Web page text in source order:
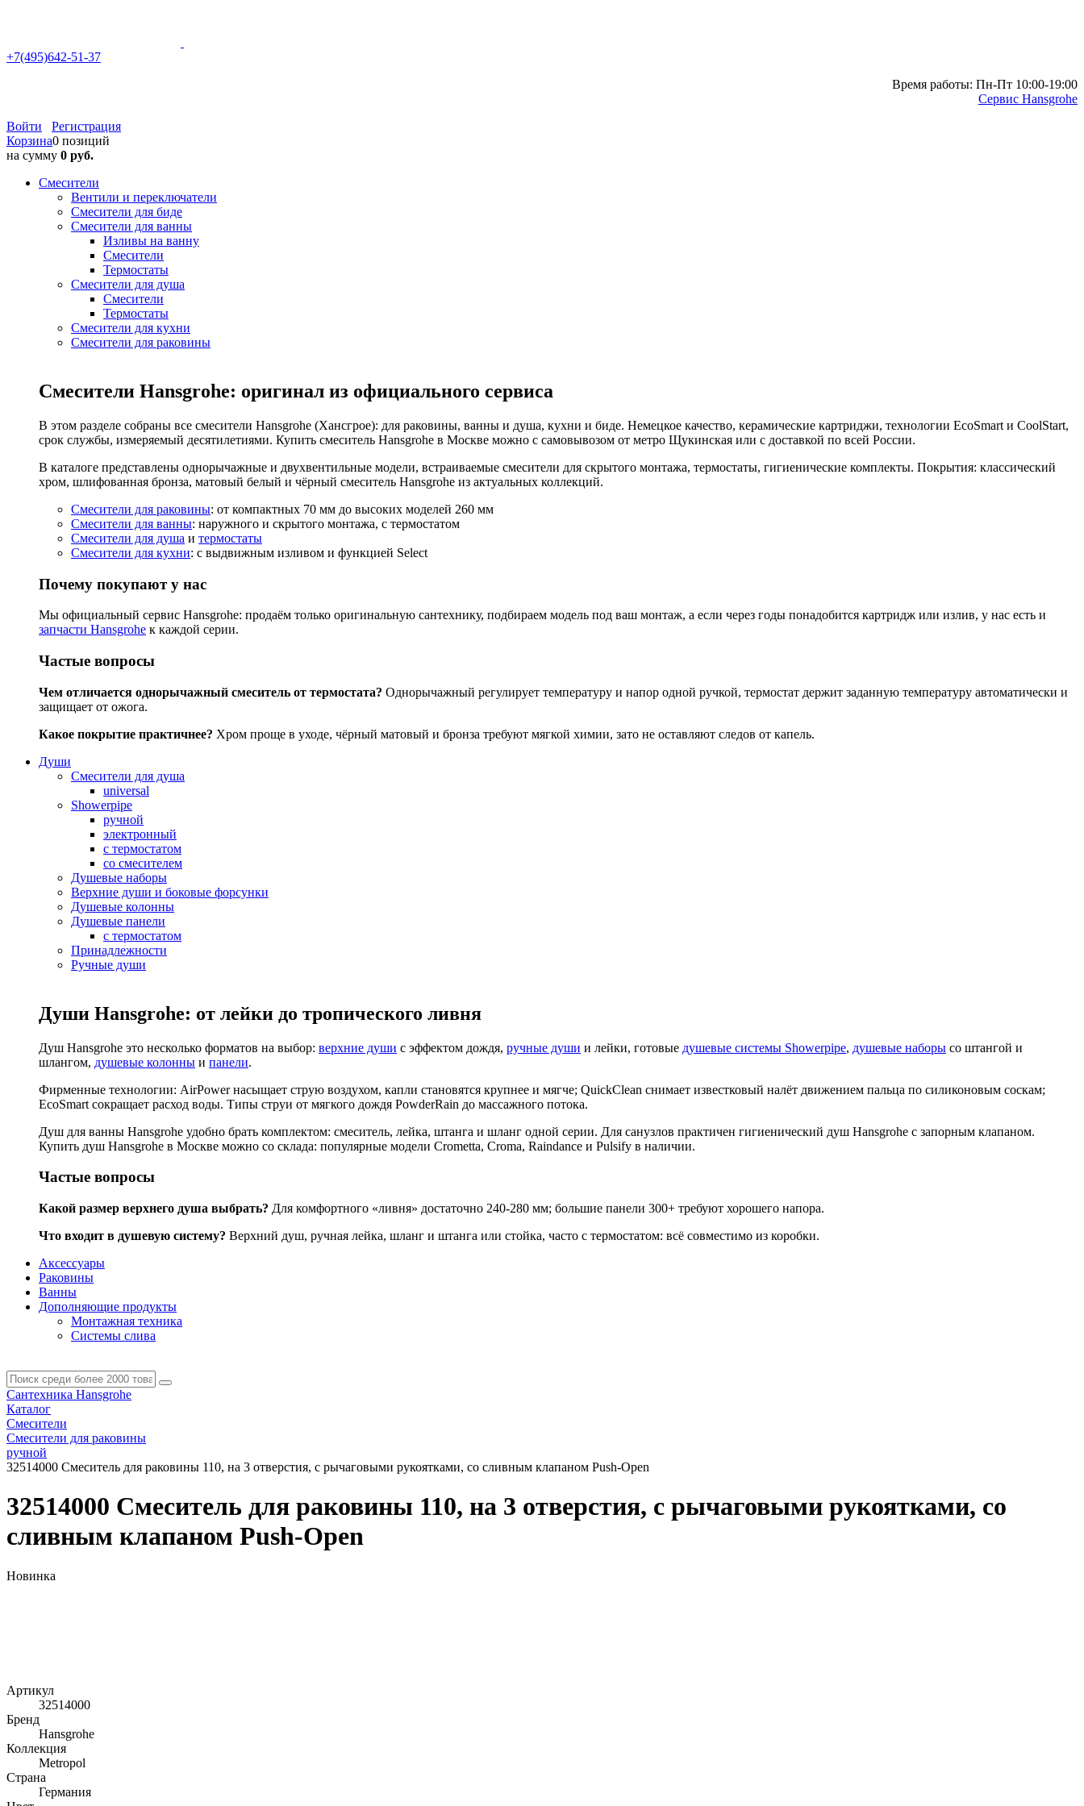
+7(495)642-51-37
Время работы: Пн-Пт 10:00-19:00
Сервис Hansgrohe
Войти
Регистрация
Корзина0 позиций
на сумму 0 руб.
Смесители
Вентили и переключатели
Смесители для биде
Смесители для ванны
Изливы на ванну
Смесители
Термостаты
Смесители для душа
Смесители
Термостаты
Смесители для кухни
Смесители для раковины
Смесители Hansgrohe: оригинал из официального сервиса
В этом разделе собраны все смесители Hansgrohe (Хансгрое): для раковины, ванны и душа, кухни и биде. Немецкое качество, керамические картриджи, технологии EcoSmart и CoolStart,
срок службы, измеряемый десятилетиями. Купить смеситель Hansgrohe в Москве можно с самовывозом от метро Щукинская или с доставкой по всей России.
В каталоге представлены однорычажные и двухвентильные модели, встраиваемые смесители для скрытого монтажа, термостаты, гигиенические комплекты. Покрытия: классический
хром, шлифованная бронза, матовый белый и чёрный смеситель Hansgrohe из актуальных коллекций.
Смесители для раковины: от компактных 70 мм до высоких моделей 260 мм
Смесители для ванны: наружного и скрытого монтажа, с термостатом
Смесители для душа и термостаты
Смесители для кухни: с выдвижным изливом и функцией Select
Почему покупают у нас
Мы официальный сервис Hansgrohe: продаём только оригинальную сантехнику, подбираем модель под ваш монтаж, а если через годы понадобится картридж или излив, у нас есть и
запчасти Hansgrohe к каждой серии.
Частые вопросы
Чем отличается однорычажный смеситель от термостата? Однорычажный регулирует температуру и напор одной ручкой, термостат держит заданную температуру автоматически и
защищает от ожога.
Какое покрытие практичнее? Хром проще в уходе, чёрный матовый и бронза требуют мягкой химии, зато не оставляют следов от капель.
Души
Смесители для душа
universal
Showerpipe
ручной
электронный
с термостатом
со смесителем
Душевые наборы
Верхние души и боковые форсунки
Душевые колонны
Душевые панели
с термостатом
Принадлежности
Ручные души
Души Hansgrohe: от лейки до тропического ливня
Душ Hansgrohe это несколько форматов на выбор: верхние души с эффектом дождя, ручные души и лейки, готовые душевые системы Showerpipe, душевые наборы со штангой и
шлангом, душевые колонны и панели.
Фирменные технологии: AirPower насыщает струю воздухом, капли становятся крупнее и мягче; QuickClean снимает известковый налёт движением пальца по силиконовым соскам;
EcoSmart сокращает расход воды. Типы струи от мягкого дождя PowderRain до массажного потока.
Душ для ванны Hansgrohe удобно брать комплектом: смеситель, лейка, штанга и шланг одной серии. Для санузлов практичен гигиенический душ Hansgrohe с запорным клапаном.
Купить душ Hansgrohe в Москве можно со склада: популярные модели Crometta, Croma, Raindance и Pulsify в наличии.
Частые вопросы
Какой размер верхнего душа выбрать? Для комфортного «ливня» достаточно 240-280 мм; большие панели 300+ требуют хорошего напора.
Что входит в душевую систему? Верхний душ, ручная лейка, шланг и штанга или стойка, часто с термостатом: всё совместимо из коробки.
Аксессуары
Раковины
Ванны
Дополняющие продукты
Монтажная техника
Системы слива
Сантехника Hansgrohe
Каталог
Смесители
Смесители для раковины
ручной
32514000 Смеситель для раковины 110, на 3 отверстия, с рычаговыми рукоятками, со сливным клапаном Push-Open
32514000 Смеситель для раковины 110, на 3 отверстия, с рычаговыми рукоятками, со
сливным клапаном Push-Open
Новинка
Артикул
32514000
Бренд
Hansgrohe
Коллекция
Metropol
Страна
Германия